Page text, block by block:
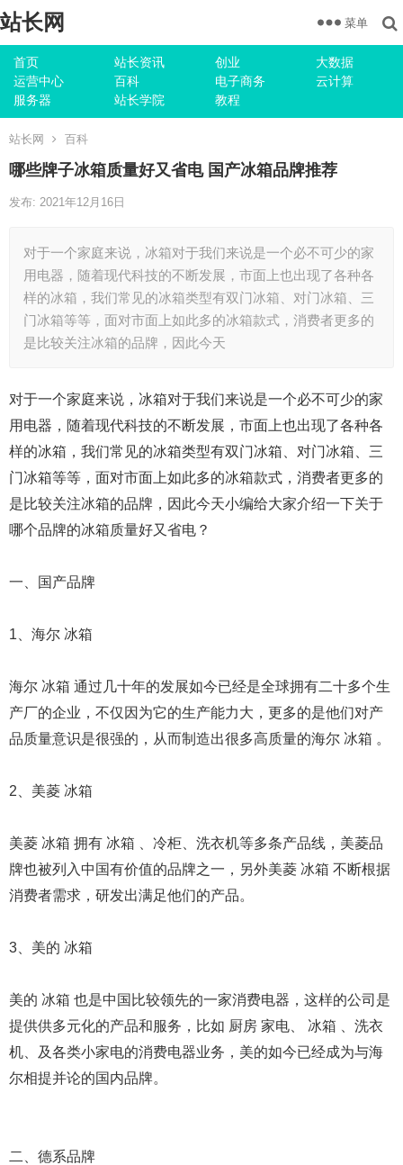
站长网
首页 站长资讯 创业
大数据
运营中心
百科 电子商务
云计算
服务器
站长学院 教程
菜单
站长网 百科
哪些牌子冰箱质量好又省电 国产冰箱品牌推荐
发布: 2021年12月16日
对于一个家庭来说，冰箱对于我们来说是一个必不可少的家
用电器，随着现代科技的不断发展，市面上也出现了各种各
样的冰箱，我们常见的冰箱类型有双门冰箱、对门冰箱、三
门冰箱等等，面对市面上如此多的冰箱款式，消费者更多的
是比较关注冰箱的品牌，因此今天
对于一个家庭来说，冰箱对于我们来说是一个必不可少的家
用电器，随着现代科技的不断发展，市面上也出现了各种各
样的冰箱，我们常见的冰箱类型有双门冰箱、对门冰箱、三
门冰箱等等，面对市面上如此多的冰箱款式，消费者更多的
是比较关注冰箱的品牌，因此今天小编给大家介绍一下关于
哪个品牌的冰箱质量好又省电？
一、国产品牌
1、海尔 冰箱
海尔 冰箱 通过几十年的发展如今已经是全球拥有二十多个生
产厂的企业，不仅因为它的生产能力大，更多的是他们对产
品质量意识是很强的，从而制造出很多高质量的海尔 冰箱 。
2、美菱 冰箱
美菱 冰箱 拥有 冰箱 、冷柜、洗衣机等多条产品线，美菱品
牌也被列入中国有价值的品牌之一，另外美菱 冰箱 不断根据
消费者需求，研发出满足他们的产品。
3、美的 冰箱
美的 冰箱 也是中国比较领先的一家消费电器，这样的公司是
提供供多元化的产品和服务，比如 厨房 家电、 冰箱 、洗衣
机、及各类小家电的消费电器业务，美的如今已经成为与海
尔相提并论的国内品牌。
二、德系品牌